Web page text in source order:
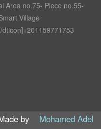
Area no.75- Piece no.55-
Village
by Mohamed Adel